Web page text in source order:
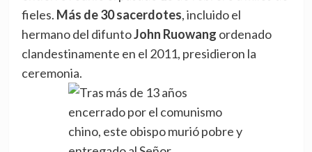
fieles. Más de 30 sacerdotes, incluido el
hermano del difuntoJohn Ruowang ordenado
clandestinamente en el 2011, presidieron la
ceremonia.